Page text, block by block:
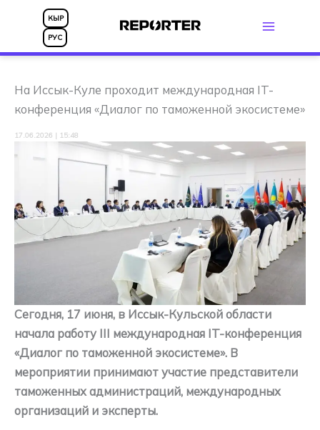
Перейти
содержимому
КЫР
РУС
На Иссык-Куле проходит международная IT-
конференция «Диалог по таможенной экосистеме»
17.06.2026 | 15:48
Сегодня, 17 июня, в Иссык-Кульской области
начала работу III международная IT-конференция
«Диалог по таможенной экосистеме». В
мероприятии принимают участие представители
таможенных администраций, международных
организаций и эксперты.